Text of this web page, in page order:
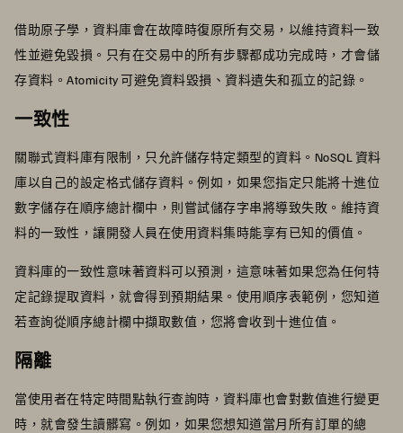
借助原子學，資料庫會在故障時復原所有交易，以維持資料一致
性並避免毀損。只有在交易中的所有步驟都成功完成時，才會儲
存資料。Atomicity 可避免資料毀損、資料遺失和孤立的記錄。
一致性
關聯式資料庫有限制，只允許儲存特定類型的資料。NoSQL 資料
庫以自己的設定格式儲存資料。例如，如果您指定只能將十進位
數字儲存在順序總計欄中，則嘗試儲存字串將導致失敗。維持資
料的一致性，讓開發人員在使用資料集時能享有已知的價值。
資料庫的一致性意味著資料可以預測，這意味著如果您為任何特
定記錄提取資料，就會得到預期結果。使用順序表範例，您知道
若查詢從順序總計欄中擷取數值，您將會收到十進位值。
隔離
當使用者在特定時間點執行查詢時，資料庫也會對數值進行變更
時，就會發生讀髒寫。例如，如果您想知道當月所有訂單的總